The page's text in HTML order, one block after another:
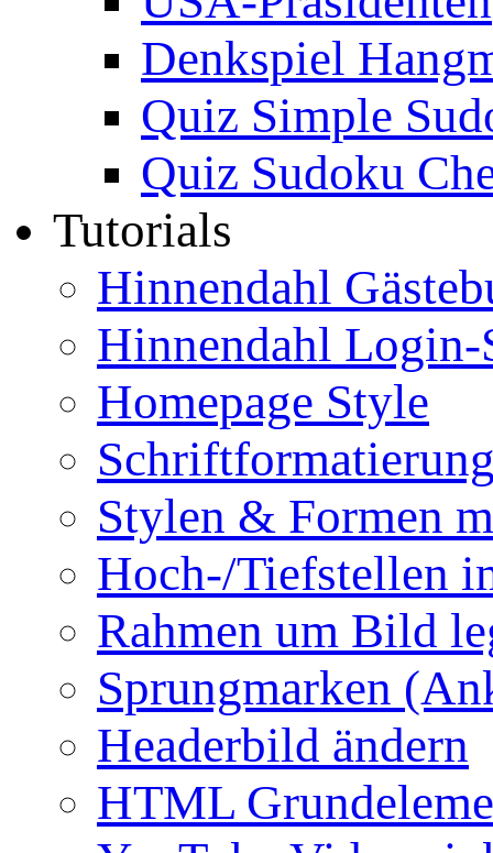
Denkspiel
Quiz Simple
Quiz Sudoku
Tutorials
Hinnendahl
Hinnendahl Login-
Homepage Style
Stylen & Formen
Hoch-/Tiefstellen
Rahmen um Bild
Sprungmarken
Headerbild ändern
HTML